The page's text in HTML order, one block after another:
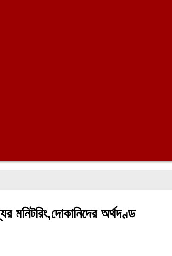
মনিটরিং,দোকানিদের অর্থদণ্ড